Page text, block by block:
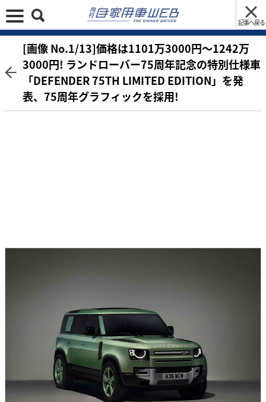
記事へ戻る
[画像 No.1/13]価格は1101万3000円〜1242万
3000円! ランドローバー75周年記念の特別仕様車
「DEFENDER 75TH LIMITED EDITION」を発
表、75周年グラフィックを採用!